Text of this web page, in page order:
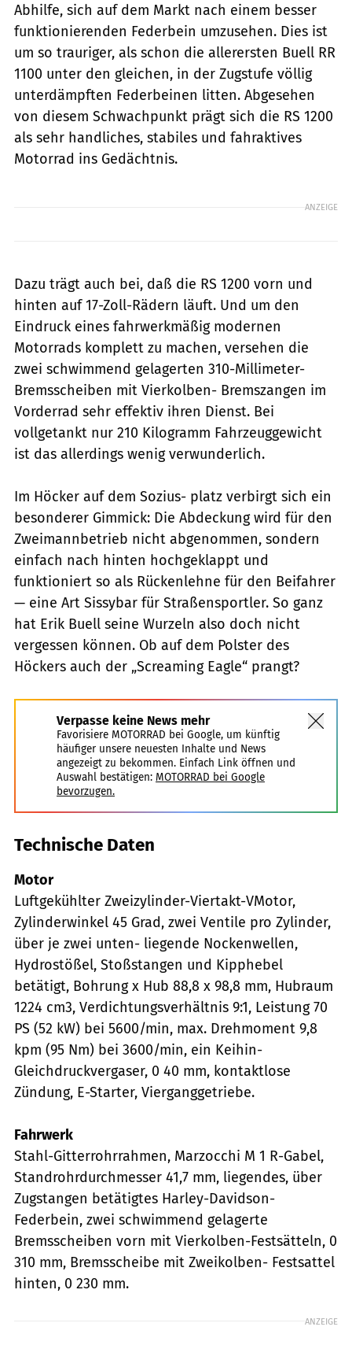
Abhilfe, sich auf dem Markt nach einem besser
funktionierenden Federbein umzusehen. Dies ist
um so trauriger, als schon die allerersten Buell RR
1100 unter den gleichen, in der Zugstufe völlig
unterdämpften Federbeinen litten. Abgesehen
von diesem Schwachpunkt prägt sich die RS 1200
als sehr handliches, stabiles und fahraktives
Motorrad ins Gedächtnis.
ANZEIGE
Dazu trägt auch bei, daß die RS 1200 vorn und
hinten auf 17-Zoll-Rädern läuft. Und um den
Eindruck eines fahrwerkmäßig modernen
Motorrads komplett zu machen, versehen die
zwei schwimmend gelagerten 310-Millimeter-
Bremsscheiben mit Vierkolben- Bremszangen im
Vorderrad sehr effektiv ihren Dienst. Bei
vollgetankt nur 210 Kilogramm Fahrzeuggewicht
ist das allerdings wenig verwunderlich.
Im Höcker auf dem Sozius- platz verbirgt sich ein
besonderer Gimmick: Die Abdeckung wird für den
Zweimannbetrieb nicht abgenommen, sondern
einfach nach hinten hochgeklappt und
funktioniert so als Rückenlehne für den Beifahrer
— eine Art Sissybar für Straßensportler. So ganz
hat Erik Buell seine Wurzeln also doch nicht
vergessen können. Ob auf dem Polster des
Höckers auch der „Screaming Eagle“ prangt?
Verpasse keine News mehr
Favorisiere MOTORRAD bei Google, um künftig
häufiger unsere neuesten Inhalte und News
angezeigt zu bekommen. Einfach Link öffnen und
Auswahl bestätigen: MOTORRAD bei Google
bevorzugen.
Technische Daten
Motor
Luftgekühlter Zweizylinder-Viertakt-VMotor,
Zylinderwinkel 45 Grad, zwei Ventile pro Zylinder,
über je zwei unten- liegende Nockenwellen,
Hydrostößel, Stoßstangen und Kipphebel
betätigt, Bohrung x Hub 88,8 x 98,8 mm, Hubraum
1224 cm3, Verdichtungsverhältnis 9:1, Leistung 70
PS (52 kW) bei 5600/min, max. Drehmoment 9,8
kpm (95 Nm) bei 3600/min, ein Keihin-
Gleichdruckvergaser, 0 40 mm, kontaktlose
Zündung, E-Starter, Vierganggetriebe.
Fahrwerk
Stahl-Gitterrohrrahmen, Marzocchi M 1 R-Gabel,
Standrohrdurchmesser 41,7 mm, liegendes, über
Zugstangen betätigtes Harley-Davidson-
Federbein, zwei schwimmend gelagerte
Bremsscheiben vorn mit Vierkolben-Festsätteln, 0
310 mm, Bremsscheibe mit Zweikolben- Festsattel
hinten, 0 230 mm.
ANZEIGE